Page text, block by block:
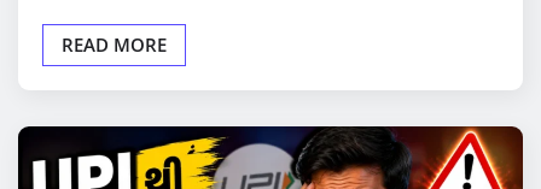
READ MORE